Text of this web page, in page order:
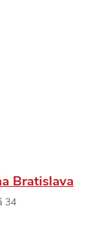
Bratislava
34